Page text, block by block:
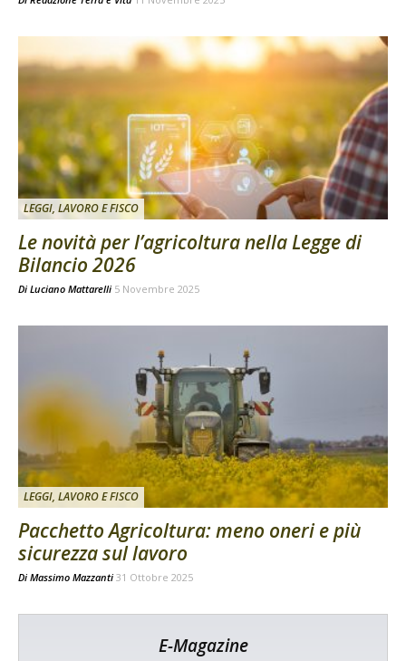
LEGGI, LAVORO E FISCO
Le novità per l’agricoltura nella Legge di
Bilancio 2026
Di Luciano Mattarelli 5 Novembre 2025
LEGGI, LAVORO E FISCO
Pacchetto Agricoltura: meno oneri e più
sicurezza sul lavoro
Di Massimo Mazzanti 31 Ottobre 2025
E-Magazine